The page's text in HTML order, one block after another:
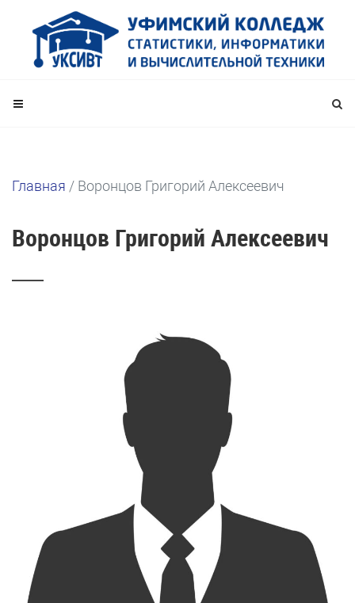
Главная / Воронцов Григорий Алексеевич
Воронцов Григорий Алексеевич